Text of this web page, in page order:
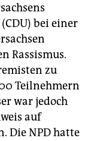
bei einer
Rassismus.
zu
Teilnehmern
war jedoch
auf
Die NPD hatte